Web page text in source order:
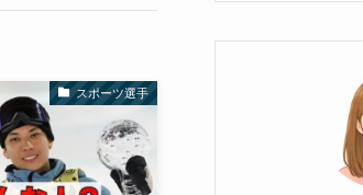
スポーツ選手